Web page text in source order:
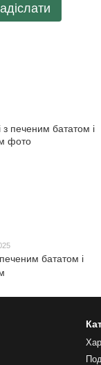
бататом і